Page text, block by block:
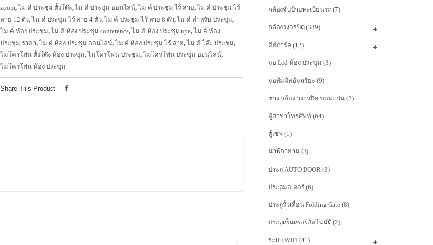
zoom,ไม ค์ ประชุม ตั้งโต๊ะ,ไม ค์ ประชุม ออนไลน์,ไม ค์ ประชุม ไร้ สาย,ไม ค์ ประชุม ไร้
สาย 12 ตัว,ไม ค์ ประชุม ไร้ สาย 4 ตัว,ไม ค์ ประชุม ไร้ สาย 8 ตัว,ไม ค์ สำหรับ ประชุม,
ไม ค์ ห้อง ประชุม,ไม ค์ ห้อง ประชุม conference,ไม ค์ ห้อง ประชุม npe,ไม ค์ ห้อง
ประชุม ราคา,ไม ค์ ห้อง ประชุม ออนไลน์,ไม ค์ ห้อง ประชุม ไร้ สาย,ไม ค์ โต๊ะ ประชุม,
ไมโครโฟน ตั้งโต๊ะ ห้อง ประชุม,ไมโครโฟน ประชุม,ไมโครโฟน ประชุม ออนไลน์,
ไมโครโฟน ห้อง ประชุม
Share This Product
กล้องจับป้ายทะเบียนรถ (7)
กล้องวงจรปิด (339)
คีย์การ์ด (12)
จอ Led ห้อง ประชุม (3)
จอสัมผัสอัจฉริยะ (9)
ช่าง กล้อง วงจรปิด ขอนแก่น (2)
ตู้สาขาโทรศัพท์ (64)
ตู้เซฟ (1)
นาฬิกายาม (3)
ประตู AUTO DOOR (3)
ประตูมอเตอร์ (6)
ประตูรั้วเลื่อน Folding Gate (8)
ประตูเซ็นเซอร์อัตโนมัติ (2)
ระบบ WIFI (41)